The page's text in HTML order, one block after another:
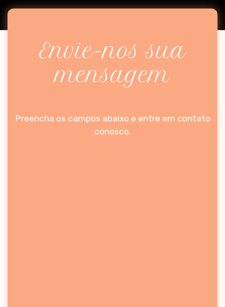
Envie-nos sua
mensagem
Preencha os campos abaixo e entre em contato
conosco.